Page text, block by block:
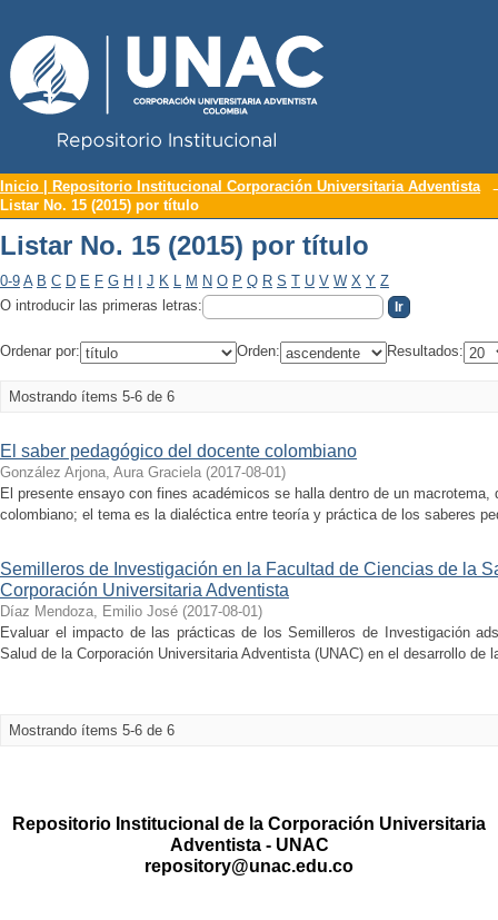
Listar No. 15 (2015) por título
Inicio | Repositorio Institucional Corporación Universitaria Adventista
Listar No. 15 (2015) por título
Listar No. 15 (2015) por título
0-9 A B C D E F G H J K L M N O P Q R S T U V W X Y Z
O introducir las primeras letras:
Ordenar por: Orden: Resultados:
Mostrando ítems 5-6 de 6
El saber pedagógico del docente colombiano
González Arjona, Aura Graciela (2017-08-01)
El presente ensayo con fines académicos se halla dentro de un
colombiano; el tema es la dialéctica entre teoría y práctica de los saberes
Semilleros de Investigación en la Facultad de Ciencias de la
Corporación Universitaria Adventista
Díaz Mendoza, Emilio José (2017-08-01)
Evaluar el impacto de las prácticas de los Semilleros de Investigación
Salud de la Corporación Universitaria Adventista (UNAC) en el desarrollo
Mostrando ítems 5-6 de 6
Repositorio Institucional de la Corporación Universitaria
Adventista - UNAC
repository@unac.edu.co